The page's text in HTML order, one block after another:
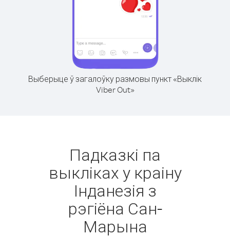
Выберыце ў загалоўку размовы пункт «Выклік
Viber Out»
Падказкі па
выкліках у краіну
Інданезія з
рэгіёна Сан-
Марына